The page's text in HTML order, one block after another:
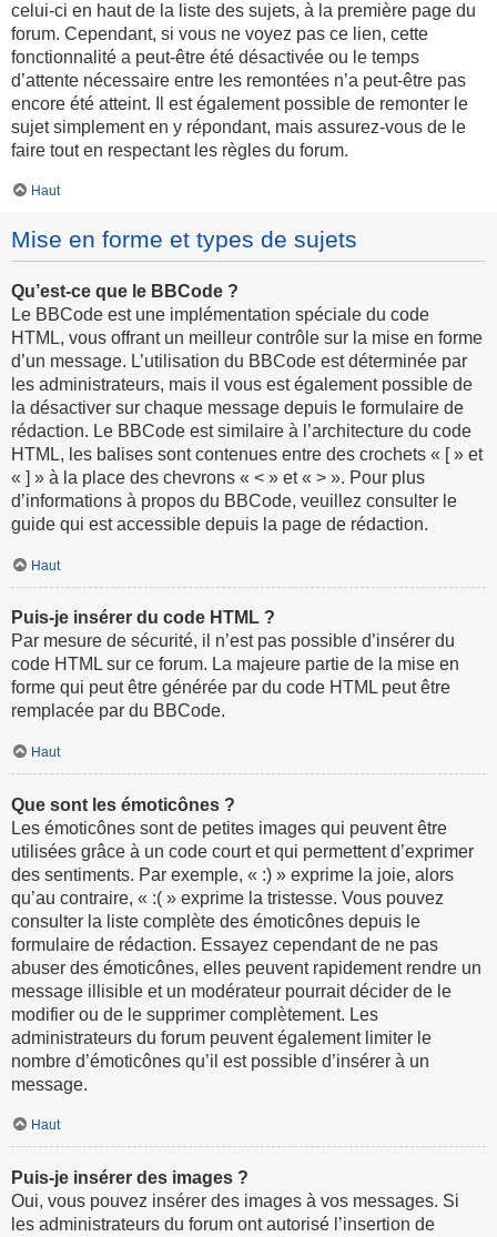
celui-ci en haut de la liste des sujets, à la première page du
forum. Cependant, si vous ne voyez pas ce lien, cette
fonctionnalité a peut-être été désactivée ou le temps
d’attente nécessaire entre les remontées n’a peut-être pas
encore été atteint. Il est également possible de remonter le
sujet simplement en y répondant, mais assurez-vous de le
faire tout en respectant les règles du forum.
Haut
Mise en forme et types de sujets
Qu’est-ce que le BBCode ?
Le BBCode est une implémentation spéciale du code
HTML, vous offrant un meilleur contrôle sur la mise en forme
d’un message. L’utilisation du BBCode est déterminée par
les administrateurs, mais il vous est également possible de
la désactiver sur chaque message depuis le formulaire de
rédaction. Le BBCode est similaire à l’architecture du code
HTML, les balises sont contenues entre des crochets « [ » et
« ] » à la place des chevrons « < » et « > ». Pour plus
d’informations à propos du BBCode, veuillez consulter le
guide qui est accessible depuis la page de rédaction.
Haut
Puis-je insérer du code HTML ?
Par mesure de sécurité, il n’est pas possible d’insérer du
code HTML sur ce forum. La majeure partie de la mise en
forme qui peut être générée par du code HTML peut être
remplacée par du BBCode.
Haut
Que sont les émoticônes ?
Les émoticônes sont de petites images qui peuvent être
utilisées grâce à un code court et qui permettent d’exprimer
des sentiments. Par exemple, « :) » exprime la joie, alors
qu’au contraire, « :( » exprime la tristesse. Vous pouvez
consulter la liste complète des émoticônes depuis le
formulaire de rédaction. Essayez cependant de ne pas
abuser des émoticônes, elles peuvent rapidement rendre un
message illisible et un modérateur pourrait décider de le
modifier ou de le supprimer complètement. Les
administrateurs du forum peuvent également limiter le
nombre d’émoticônes qu’il est possible d’insérer à un
message.
Haut
Puis-je insérer des images ?
Oui, vous pouvez insérer des images à vos messages. Si
les administrateurs du forum ont autorisé l’insertion de